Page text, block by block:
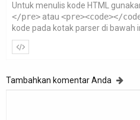
Untuk menulis kode HTML
</pre> atau <pre><code></
kode pada kotak parser di bawah
Tambahkan komentar Anda